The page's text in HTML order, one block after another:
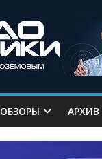
ОБЗОРЫ